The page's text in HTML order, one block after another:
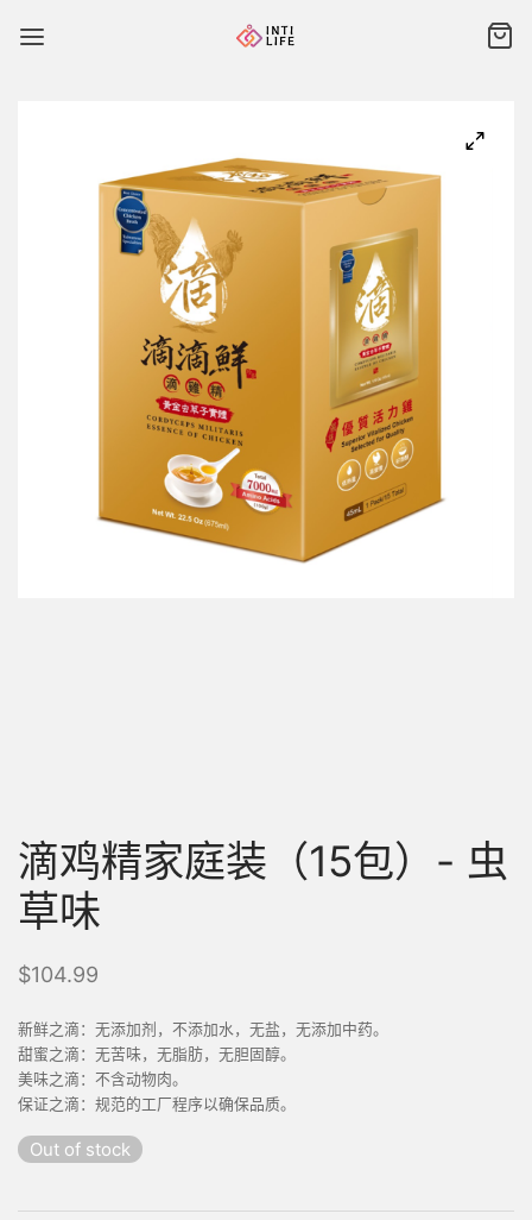
滴鸡精家庭装（15包）- 虫
草味
$104.99
新鲜之滴：无添加剂，不添加水，无盐，无添加中药。
甜蜜之滴：无苦味，无脂肪，无胆固醇。
美味之滴：不含动物肉。
保证之滴：规范的工厂程序以确保品质。
Out of stock